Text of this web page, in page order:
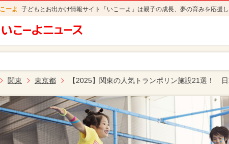
ーよ 子どもとお出かけ情報サイト「いこーよ」は親子の成長、夢の育みを応援し
関東 東京都 【2025】関東の人気トランポリン施設21選！ 日